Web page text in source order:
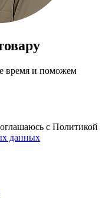
время и поможем
с Политикой
данных